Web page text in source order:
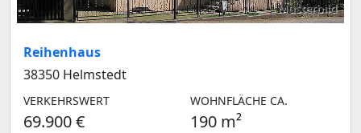
Musterbild
Reihenhaus
38350 Helmstedt
VERKEHRSWERT
69.900 €
WOHNFLÄCHE CA.
190 m²